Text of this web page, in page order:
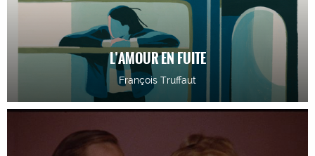
L’AMOUR EN FUITE
François Truffaut